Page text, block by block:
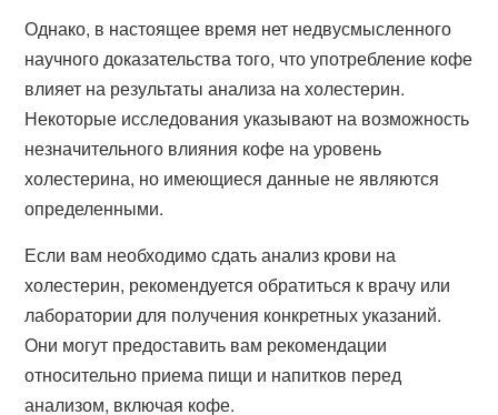
Однако, в настоящее время нет недвусмысленного
научного доказательства того, что употребление кофе
влияет на результаты анализа на холестерин.
Некоторые исследования указывают на возможность
незначительного влияния кофе на уровень
холестерина, но имеющиеся данные не являются
определенными.
Если вам необходимо сдать анализ крови на
холестерин, рекомендуется обратиться к врачу или
лаборатории для получения конкретных указаний.
Они могут предоставить вам рекомендации
относительно приема пищи и напитков перед
анализом, включая кофе.